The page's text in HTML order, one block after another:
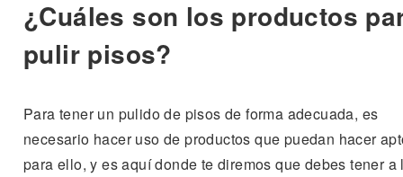
¿Cuáles son los productos
pulir pisos?
Para tener un pulido de pisos de forma adecuada, es
necesario hacer uso de productos que puedan hacer
para ello, y es aquí donde te diremos que debes tener a